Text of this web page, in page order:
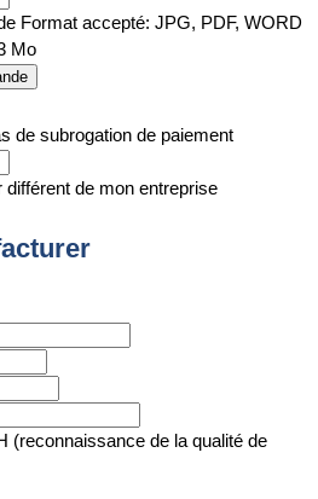
Format accepté: JPG, PDF, WORD
Mo
de subrogation de paiement
de mon entreprise
(reconnaissance de la qualité de